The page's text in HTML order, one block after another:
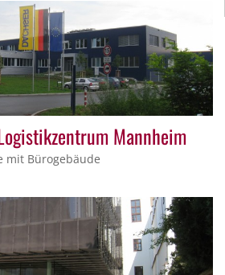
Mannheim
mit Bürogebäude